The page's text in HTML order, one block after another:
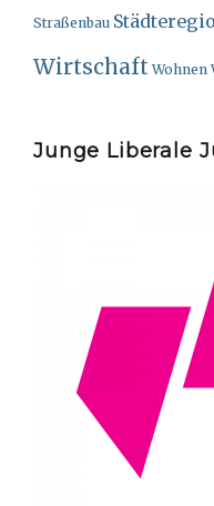
Straßenbau
Wirtschaft Wohnen
Junge Liberale